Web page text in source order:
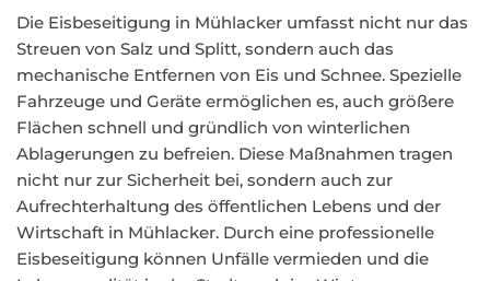
Die Eisbeseitigung in Mühlacker umfasst nicht nur das
Streuen von Salz und Splitt, sondern auch das
mechanische Entfernen von Eis und Schnee. Spezielle
Fahrzeuge und Geräte ermöglichen es, auch größere
Flächen schnell und gründlich von winterlichen
Ablagerungen zu befreien. Diese Maßnahmen tragen
nicht nur zur Sicherheit bei, sondern auch zur
Aufrechterhaltung des öffentlichen Lebens und der
Wirtschaft in Mühlacker. Durch eine professionelle
Eisbeseitigung können Unfälle vermieden und die